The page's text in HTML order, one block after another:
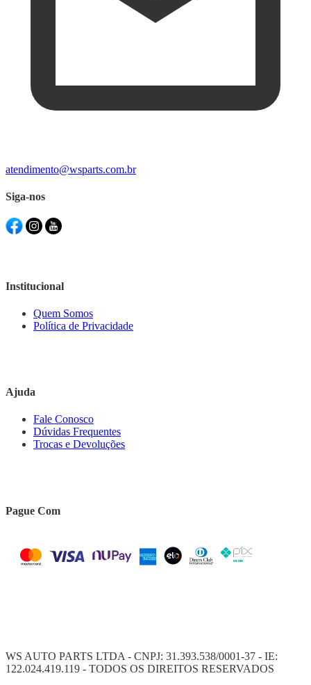
atendimento@wsparts.com.br
Siga-nos
Institucional
Quem Somos
Política de Privacidade
Ajuda
Fale Conosco
Dúvidas Frequentes
Trocas e Devoluções
Pague Com
WS AUTO PARTS LTDA - CNPJ: 31.393.538/0001-37 - IE:
122.024.419.119 - TODOS OS DIREITOS RESERVADOS